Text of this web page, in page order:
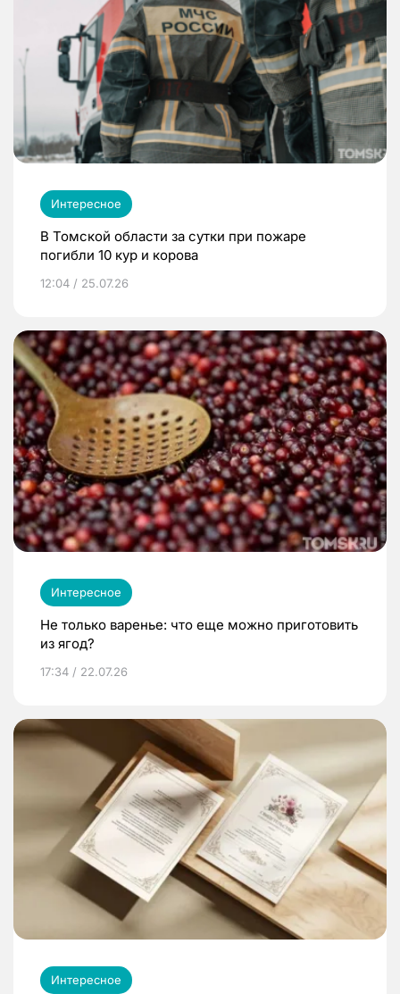
Интересное
В Томской области за сутки при пожаре
погибли 10 кур и корова
12:04 / 25.07.26
Интересное
Не только варенье: что еще можно приготовить
из ягод?
17:34 / 22.07.26
Интересное